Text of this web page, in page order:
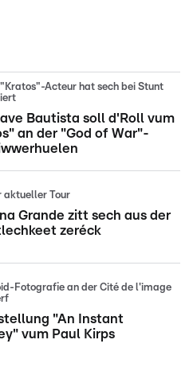
Acteur hat sech bei Stunt
Bautista soll d'Roll vum
an der "God of War"-
aktueller Tour
Grande zitt sech aus der
zeréck
Fotografie an der Cité de l'image
"An Instant
vum Paul Kirps